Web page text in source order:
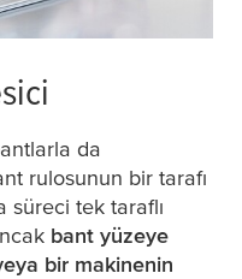
da
rulosunun bir tarafı
süreci tek taraflı
bant yüzeye
bir makinenin